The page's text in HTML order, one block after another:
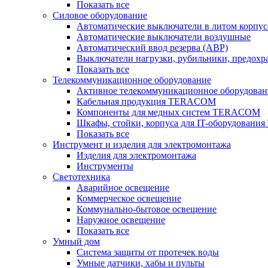
Показать все
Силовое оборудование
Автоматические выключатели в литом
Автоматические выключатели воздушные
Автоматический ввод резерва (АВР)
Выключатели нагрузки, рубильники,
Показать все
Телекоммуникационное оборудование
Активное телекоммуникационное
Кабельная продукция TERACOM
Компоненты для медных систем TERACOM
Шкафы, стойки, корпуса для IT-
Показать все
Инструмент и изделия для электромонтажа
Изделия для электромонтажа
Инструменты
Светотехника
Аварийное освещение
Коммерческое освещение
Коммунально-бытовое освещение
Наружное освещение
Показать все
Умный дом
Система защиты от протечек воды
Умные датчики, хабы и пульты